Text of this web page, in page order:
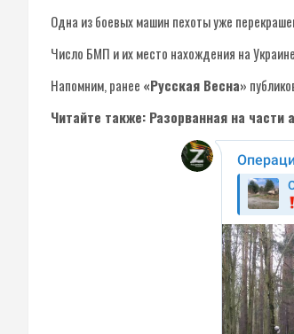
Одна из боевых машин пехоты уже
Число БМП и их место нахождения на
Напомним, ранее «Русская Весна»
Читайте также: Разорванная на